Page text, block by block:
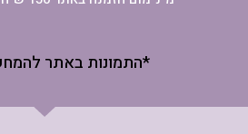
*התמונות באתר